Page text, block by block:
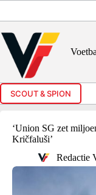
inhoud
SCOUT & SPION
‘Union SG zet
Kričfaluši’
Redactie